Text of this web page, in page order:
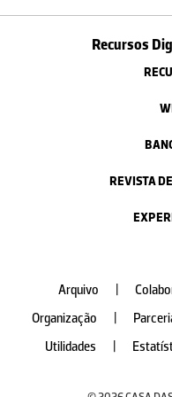
Recursos
REVISTA
Arquivo
Organização
Utilidades